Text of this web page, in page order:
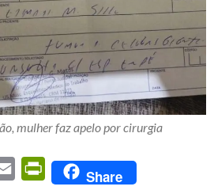
mulher faz apelo por cirurgia
Email PrintFriendly
Share